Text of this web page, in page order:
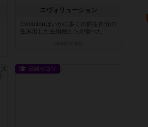
エヴォリューション
Evolutionはいかに多くの餌を自分の
生み出した生物種たちが食べた...
戦略やコツ